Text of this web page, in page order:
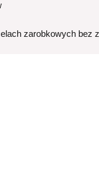
zarobkowych bez